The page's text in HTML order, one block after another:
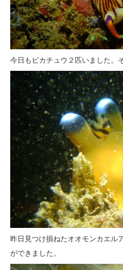
今日もピカチュウ２匹いました。
昨日見つけ損ねたオオモンカエル
ができました。